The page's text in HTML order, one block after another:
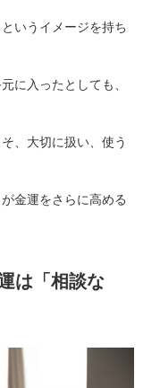
いうイメージを持ち
に入ったとしても、
、大切に扱い、使う
金運をさらに高める
は「相談な